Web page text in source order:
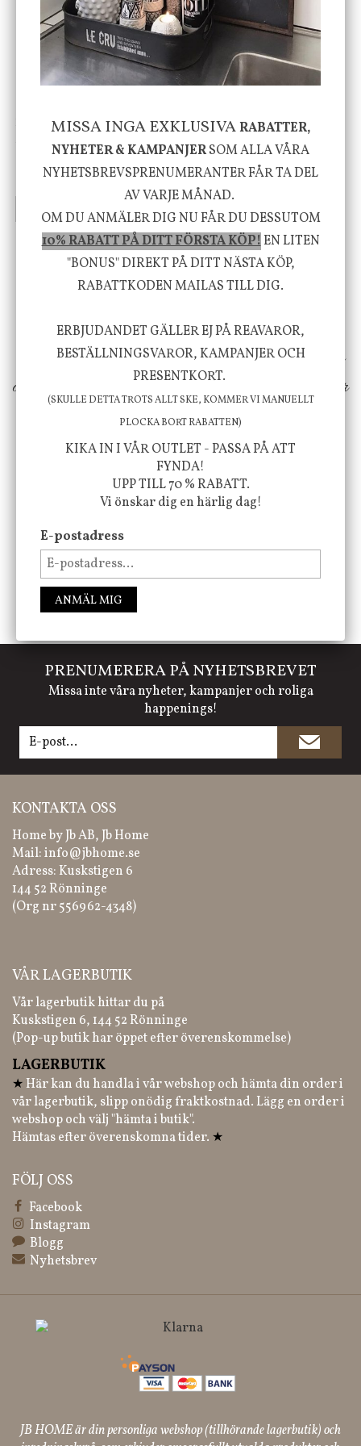
House Doctor
Skål, Hands marmor
635 kr
-20%
INFO KÖP
Nicolas Vahé
Serveringsfat, Ostron,
Stengods
415 kr
INFO KÖP
Vi vill förmedla känsla, upplevelse och
inspiration från naturen och dess färgpalett
erbjuder vi omsorgsfullt utvalda produkter som
ökar trivsel i ditt hem och ger det lilla extra för
att öka ditt välmående!
FÖLJ OSS PÅ INSTAGRAM @JBHOME
PRENUMERERA PÅ NYHETSBREVET
Missa inte våra nyheter, kampanjer och roliga
happenings!
KONTAKTA OSS
Home by Jb AB, Jb Home
Mail:info@jbhome.se
Adress: Kuskstigen 6
144 52 Rönninge
(Org nr 556962-4348)
VÅR LAGERBUTIK
Vår lagerbutik hittar du på
Kuskstigen 6, 144 52 Rönninge
(Pop-up butik har öppet efter överenskommelse)
LAGERBUTIK
★ Här kan du handla i vår webshop och hämta din order i
vår lagerbutik, slipp onödig fraktkostnad. Lägg en order i
webshop och välj "hämta i butik".
Hämtas efter överenskomna tider. ★
FÖLJ OSS
Facebook
Instagram
Blogg
Nyhetsbrev
JB HOME är din personliga webshop (tillhörande lagerbutik) och
MISSA INGA EXKLUSIVARABATTER,
NYHETER & KAMPANJERSOM ALLA VÅRA
NYHETSBREVSPRENUMERANTER FÅR TA DEL
AV VARJE MÅNAD.
OM DU ANMÄLER DIG NU FÅR DU DESSUTOM
10% RABATT PÅ DITT FÖRSTA KÖP!EN LITEN
"BONUS" DIREKT PÅ DITT NÄSTA KÖP,
RABATTKODEN MAILAS TILL DIG.
ERBJUDANDET GÄLLER EJ PÅ REAVAROR,
BESTÄLLNINGSVAROR, KAMPANJER OCH
PRESENTKORT.
(SKULLE DETTA TROTS ALLT SKE, KOMMER VI MANUELLT
PLOCKA BORT RABATTEN)
KIKA IN I VÅR OUTLET - PASSA PÅ ATT
FYNDA!
UPP TILL 70 % RABATT.
Vi önskar dig en härlig dag!
E-postadress
ANMÄL MIG